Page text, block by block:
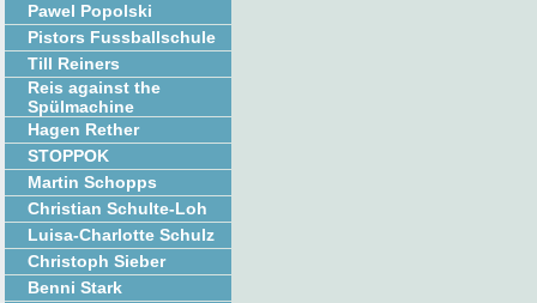
Pawel Popolski
Pistors Fussballschule
Till Reiners
Reis against the
Spülmachine
Hagen Rether
STOPPOK
Martin Schopps
Christian Schulte-Loh
Luisa-Charlotte Schulz
Christoph Sieber
Benni Stark